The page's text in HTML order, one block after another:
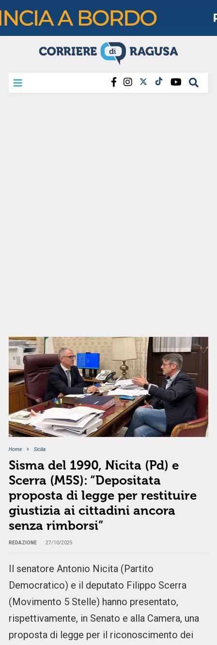
Home Sicilia
Sisma del 1990, Nicita (Pd) e
Scerra (M5S): “Depositata
proposta di legge per restituire
giustizia ai cittadini ancora
senza rimborsi”
REDAZIONE 27/10/2025
Il senatore Antonio Nicita (Partito
Democratico) e il deputato Filippo Scerra
(Movimento 5 Stelle) hanno presentato,
rispettivamente, in Senato e alla Camera, una
proposta di legge per il riconoscimento dei